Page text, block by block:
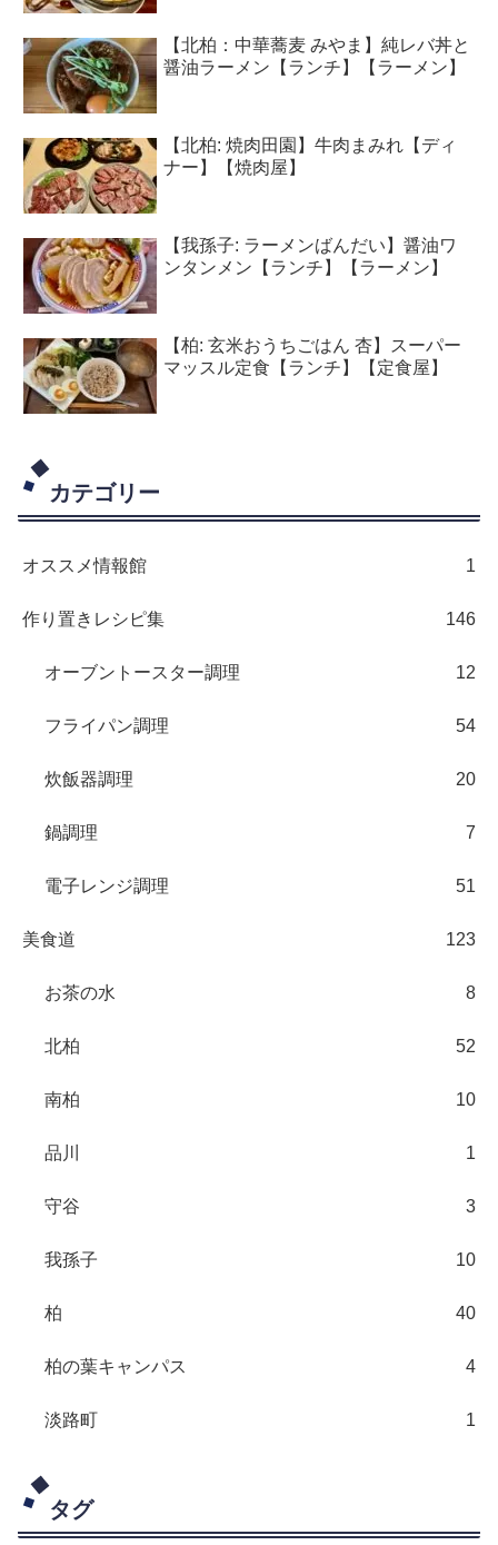
【北柏：中華蕎麦 みやま】純レバ丼と
醤油ラーメン【ランチ】【ラーメン】
【北柏: 焼肉田園】牛肉まみれ【ディ
ナー】【焼肉屋】
【我孫子: ラーメンばんだい】醤油ワ
ンタンメン【ランチ】【ラーメン】
【柏: 玄米おうちごはん 杏】スーパー
マッスル定食【ランチ】【定食屋】
カテゴリー
オススメ情報館 1
作り置きレシピ集 146
オーブントースター調理 12
フライパン調理 54
炊飯器調理 20
鍋調理 7
電子レンジ調理 51
美食道 123
お茶の水 8
北柏 52
南柏 10
品川 1
守谷 3
我孫子 10
柏 40
柏の葉キャンパス 4
淡路町 1
タグ